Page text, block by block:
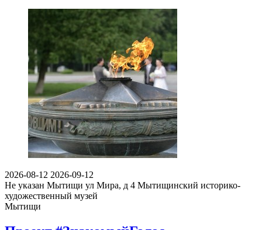
2026-08-12 2026-09-12
Не указан Мытищи ул Мира, д 4 Мытищинский историко-
художественный музей
Мытищи